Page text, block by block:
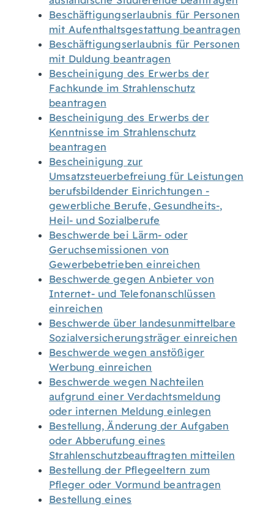
Beschäftigungserlaubnis für Personen
mit Aufenthaltsgestattung beantragen
Beschäftigungserlaubnis für Personen
mit Duldung beantragen
Bescheinigung des Erwerbs der
Fachkunde im Strahlenschutz
beantragen
Bescheinigung des Erwerbs der
Kenntnisse im Strahlenschutz
beantragen
Bescheinigung zur
Umsatzsteuerbefreiung für Leistungen
berufsbildender Einrichtungen -
gewerbliche Berufe, Gesundheits-,
Heil- und Sozialberufe
Beschwerde bei Lärm- oder
Geruchsemissionen von
Gewerbebetrieben einreichen
Beschwerde gegen Anbieter von
Internet- und Telefonanschlüssen
einreichen
Beschwerde über landesunmittelbare
Sozialversicherungsträger einreichen
Beschwerde wegen anstößiger
Werbung einreichen
Beschwerde wegen Nachteilen
aufgrund einer Verdachtsmeldung
oder internen Meldung einlegen
Bestellung, Änderung der Aufgaben
oder Abberufung eines
Strahlenschutzbeauftragten mitteilen
Bestellung der Pflegeeltern zum
Pfleger oder Vormund beantragen
Bestellung eines